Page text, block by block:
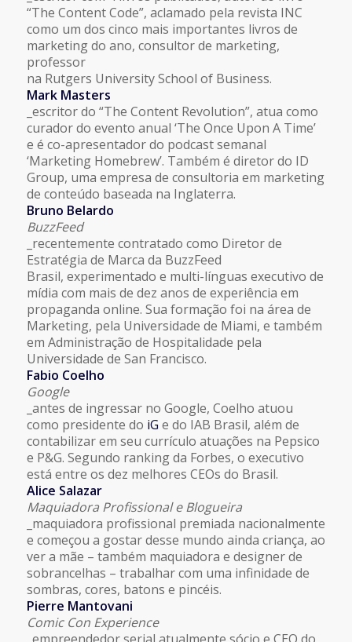
“The Content Code”, aclamado pela revista INC
como um dos cinco mais importantes livros de
marketing do ano, consultor de marketing,
professor
na Rutgers University School of Business.
Mark Masters
_escritor do “The Content Revolution”, atua como
curador do evento anual ‘The Once Upon A Time’
e é co-apresentador do podcast semanal
‘Marketing Homebrew’. Também é diretor do ID
Group, uma empresa de consultoria em marketing
de conteúdo baseada na Inglaterra.
Bruno Belardo
BuzzFeed
_recentemente contratado como Diretor de
Estratégia de Marca da BuzzFeed
Brasil, experimentado e multi-línguas executivo de
mídia com mais de dez anos de experiência em
propaganda online. Sua formação foi na área de
Marketing, pela Universidade de Miami, e também
em Administração de Hospitalidade pela
Universidade de San Francisco.
Fabio Coelho
Google
_antes de ingressar no Google, Coelho atuou
como presidente do iG e do IAB Brasil, além de
contabilizar em seu currículo atuações na Pepsico
e P&G. Segundo ranking da Forbes, o executivo
está entre os dez melhores CEOs do Brasil.
Alice Salazar
Maquiadora Profissional e Blogueira
_maquiadora profissional premiada nacionalmente
e começou a gostar desse mundo ainda criança, ao
ver a mãe – também maquiadora e designer de
sobrancelhas – trabalhar com uma infinidade de
sombras, cores, batons e pincéis.
Pierre Mantovani
Comic Con Experience
_empreendedor serial atualmente sócio e CEO do